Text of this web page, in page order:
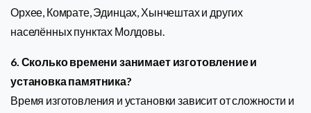
Орхее, Комрате, Эдинцах, Хынчештах и других
населённых пунктах Молдовы.
6. Сколько времени занимает изготовление и
установка памятника?
Время изготовления и установки зависит от сложности и